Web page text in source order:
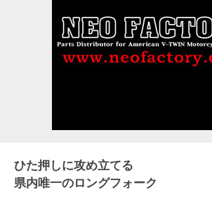
ひた押しに攻め立てる
県内唯一のロングフォーク